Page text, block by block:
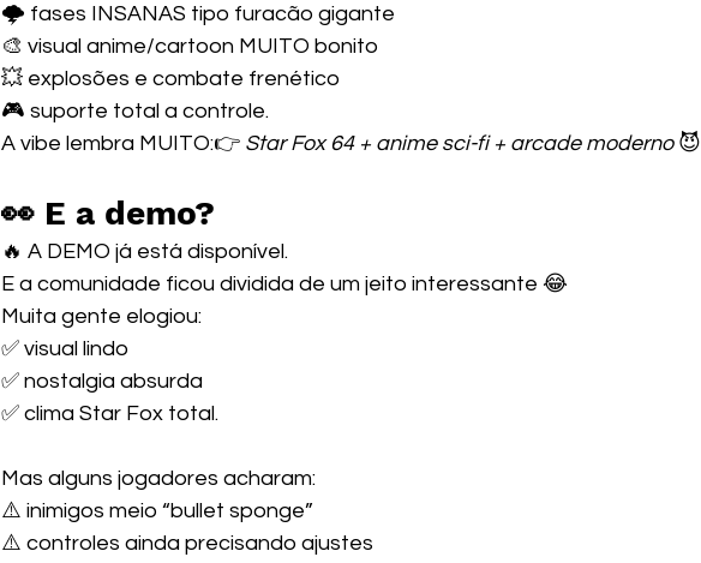
🌩️ fases INSANAS tipo furacão gigante
🎨 visual anime/cartoon MUITO bonito
💥 explosões e combate frenético
🎮 suporte total a controle.
A vibe lembra MUITO:👉 Star Fox 64 + anime sci-fi + arcade moderno 😈
👀 E a demo?
🔥 A DEMO já está disponível.
E a comunidade ficou dividida de um jeito interessante 😂
Muita gente elogiou:
✅ visual lindo
✅ nostalgia absurda
✅ clima Star Fox total.
Mas alguns jogadores acharam:
⚠️ inimigos meio “bullet sponge”
⚠️ controles ainda precisando ajustes